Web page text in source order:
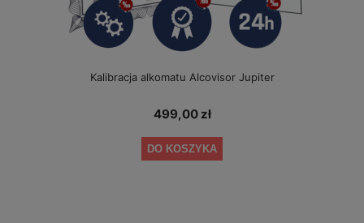
Kalibracja alkomatu Alcovisor Jupiter
499,00 zł
DO KOSZYKA